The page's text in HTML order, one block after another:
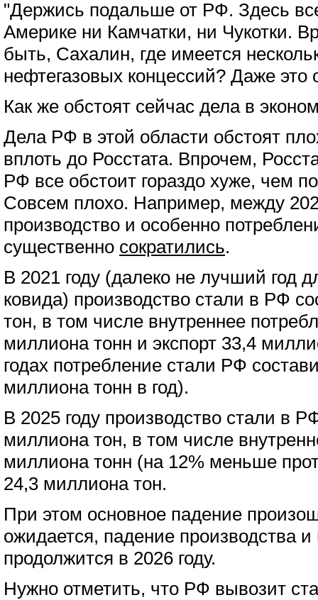
"Держись подальше от РФ. Здесь
Америке ни Камчатки, ни Чукотки.
быть, Сахалин, где имеется
нефтегазовых концессий? Даже это
Как же обстоят сейчас дела в
Дела РФ в этой области обстоят
вплоть до Росстата. Впрочем,
РФ все обстоит гораздо хуже, чем
Совсем плохо. Например, между
производство и особенно
существенно сократились.
В 2021 году (далеко не лучший год
ковида) производство стали в РФ
тон, в том числе внутреннее
миллиона тонн и экспорт 33,4
годах потребление стали РФ
миллиона тонн в год).
В 2025 году производство стали в
миллиона тон, в том числе
миллиона тонн (на 12% меньше
24,3 миллиона тон.
При этом основное падение
ожидается, падение производства
продолжится в 2026 году.
Нужно отметить, что РФ вывозит